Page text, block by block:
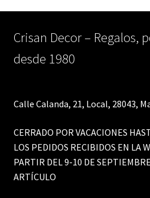
Crisan Decor – Regalos,
desde 1980
Calle Calanda, 21, Local, 28043,
CERRADO POR VACACIONES
LOS PEDIDOS RECIBIDOS EN LA
PARTIR DEL 9-10 DE
ARTÍCULO